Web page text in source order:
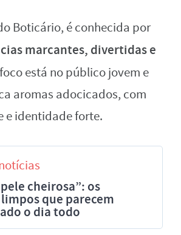
Boticário, é conhecida por
marcantes, divertidas e
está no público jovem e
aromas adocicados, com
e identidade forte.
cheirosa”: os
que parecem
o dia todo